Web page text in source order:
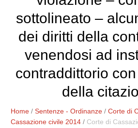
sottolineato –
dei diritti della
venendosi ad
contraddittorio
della
Home /Sentenze - Ordinanze /Corte di
Cassazione civile 2014 / Corte di